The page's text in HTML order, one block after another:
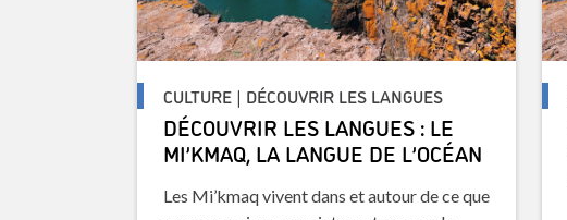
CULTURE | DÉCOUVRIR LES LANGUES
DÉCOUVRIR LES LANGUES : LE
MI’KMAQ, LA LANGUE DE L’OCÉAN
Les Mi’kmaq vivent dans et autour de ce que